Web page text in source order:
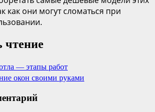
как они могут сломаться при
чтение
— этапы работ
окон своими руками